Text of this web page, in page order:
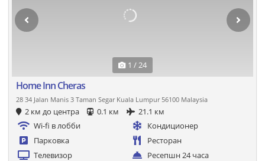
1 / 24
Home Inn Cheras
28 34 Jalan Manis 3 Taman Segar Kuala Lumpur 56100 Malaysia
2 км до центра 0.1 км
21.1 км
Wi-fi в лобби
Кондиционер
Парковка
Ресторан
Телевизор
Ресепшн 24 часа